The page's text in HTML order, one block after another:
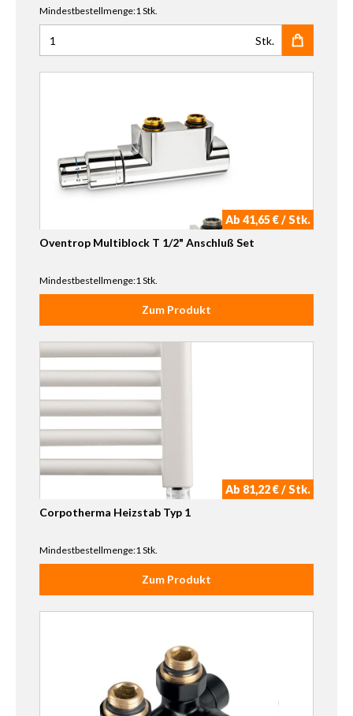
Mindestbestellmenge:1 Stk.
Anzahl für HSK Mittelanschluss Boden
Stk.
Ab 41,65 € / Stk.
Oventrop Multiblock T 1/2" Anschluß Set
Mindestbestellmenge:1 Stk.
Zum Produkt
Ab 81,22 € / Stk.
Corpotherma Heizstab Typ 1
Mindestbestellmenge:1 Stk.
Zum Produkt